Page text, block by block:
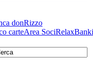
carteArea Soci